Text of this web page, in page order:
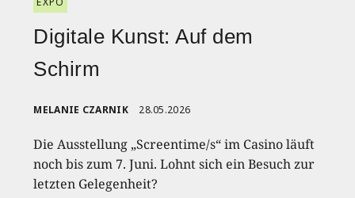
Digitale Kunst: Auf dem
Schirm
MELANIE CZARNIK 28.05.2026
Die Ausstellung „Screentime/s“ im Casino läuft
noch bis zum 7. Juni. Lohnt sich ein Besuch zur
letzten Gelegenheit?